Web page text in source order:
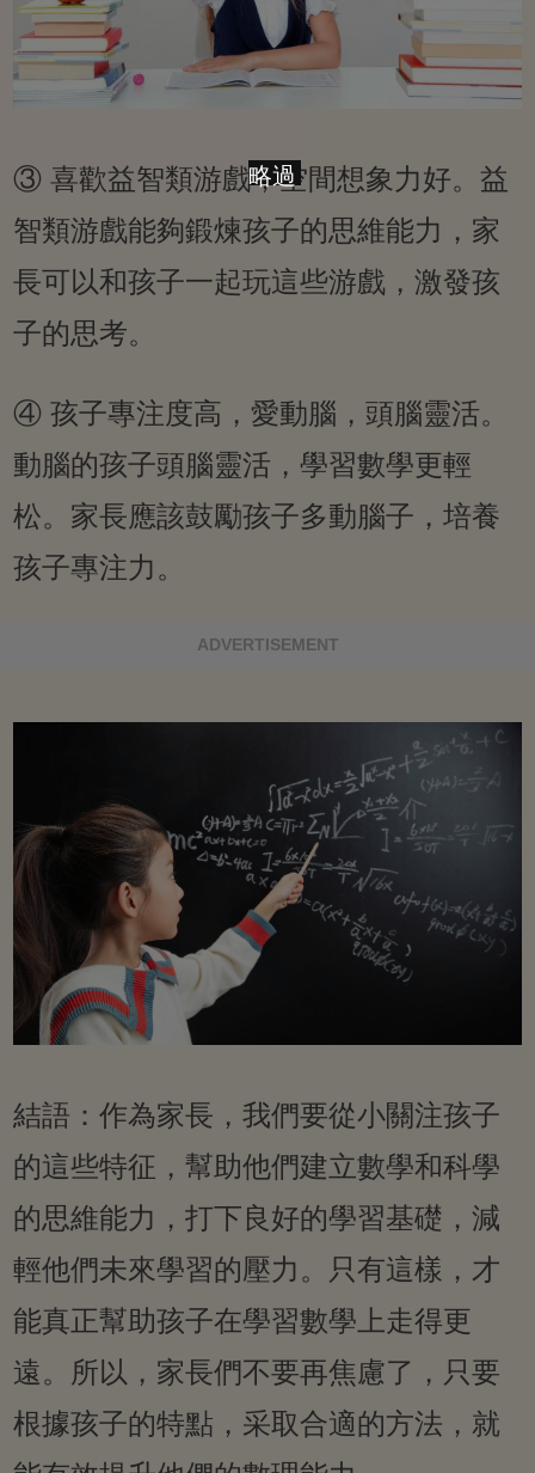
③ 喜歡益智類游戲，空間想象力好。益
智類游戲能夠鍛煉孩子的思維能力，家
長可以和孩子一起玩這些游戲，激發孩
子的思考。
④ 孩子專注度高，愛動腦，頭腦靈活。
動腦的孩子頭腦靈活，學習數學更輕
松。家長應該鼓勵孩子多動腦子，培養
孩子專注力。
ADVERTISEMENT
結語：作為家長，我們要從小關注孩子
的這些特征，幫助他們建立數學和科學
的思維能力，打下良好的學習基礎，減
輕他們未來學習的壓力。只有這樣，才
能真正幫助孩子在學習數學上走得更
遠。所以，家長們不要再焦慮了，只要
根據孩子的特點，采取合適的方法，就
略過